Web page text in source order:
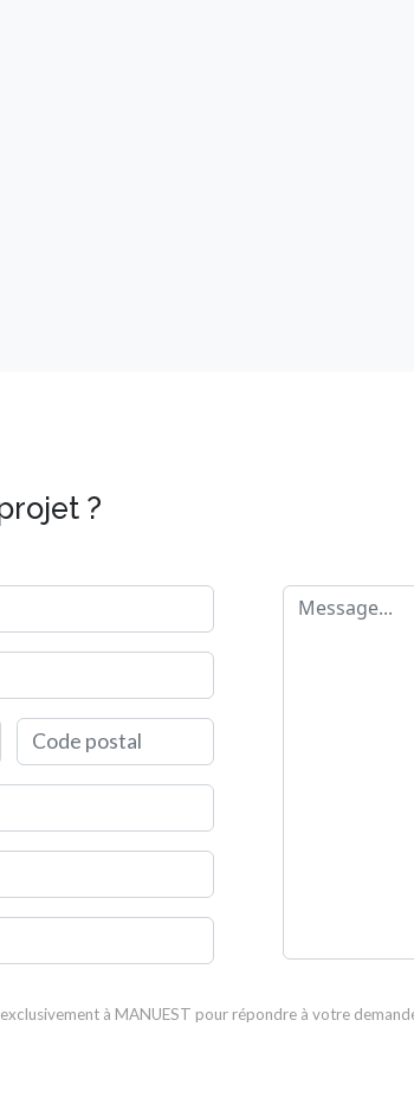
?
Code postal
Message
à MANUEST pour répondre à votre